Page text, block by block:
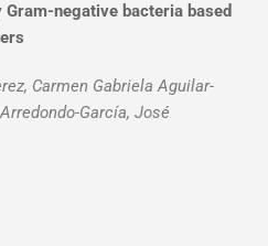
negative bacteria based
Carmen Gabriela Aguilar-
García, José